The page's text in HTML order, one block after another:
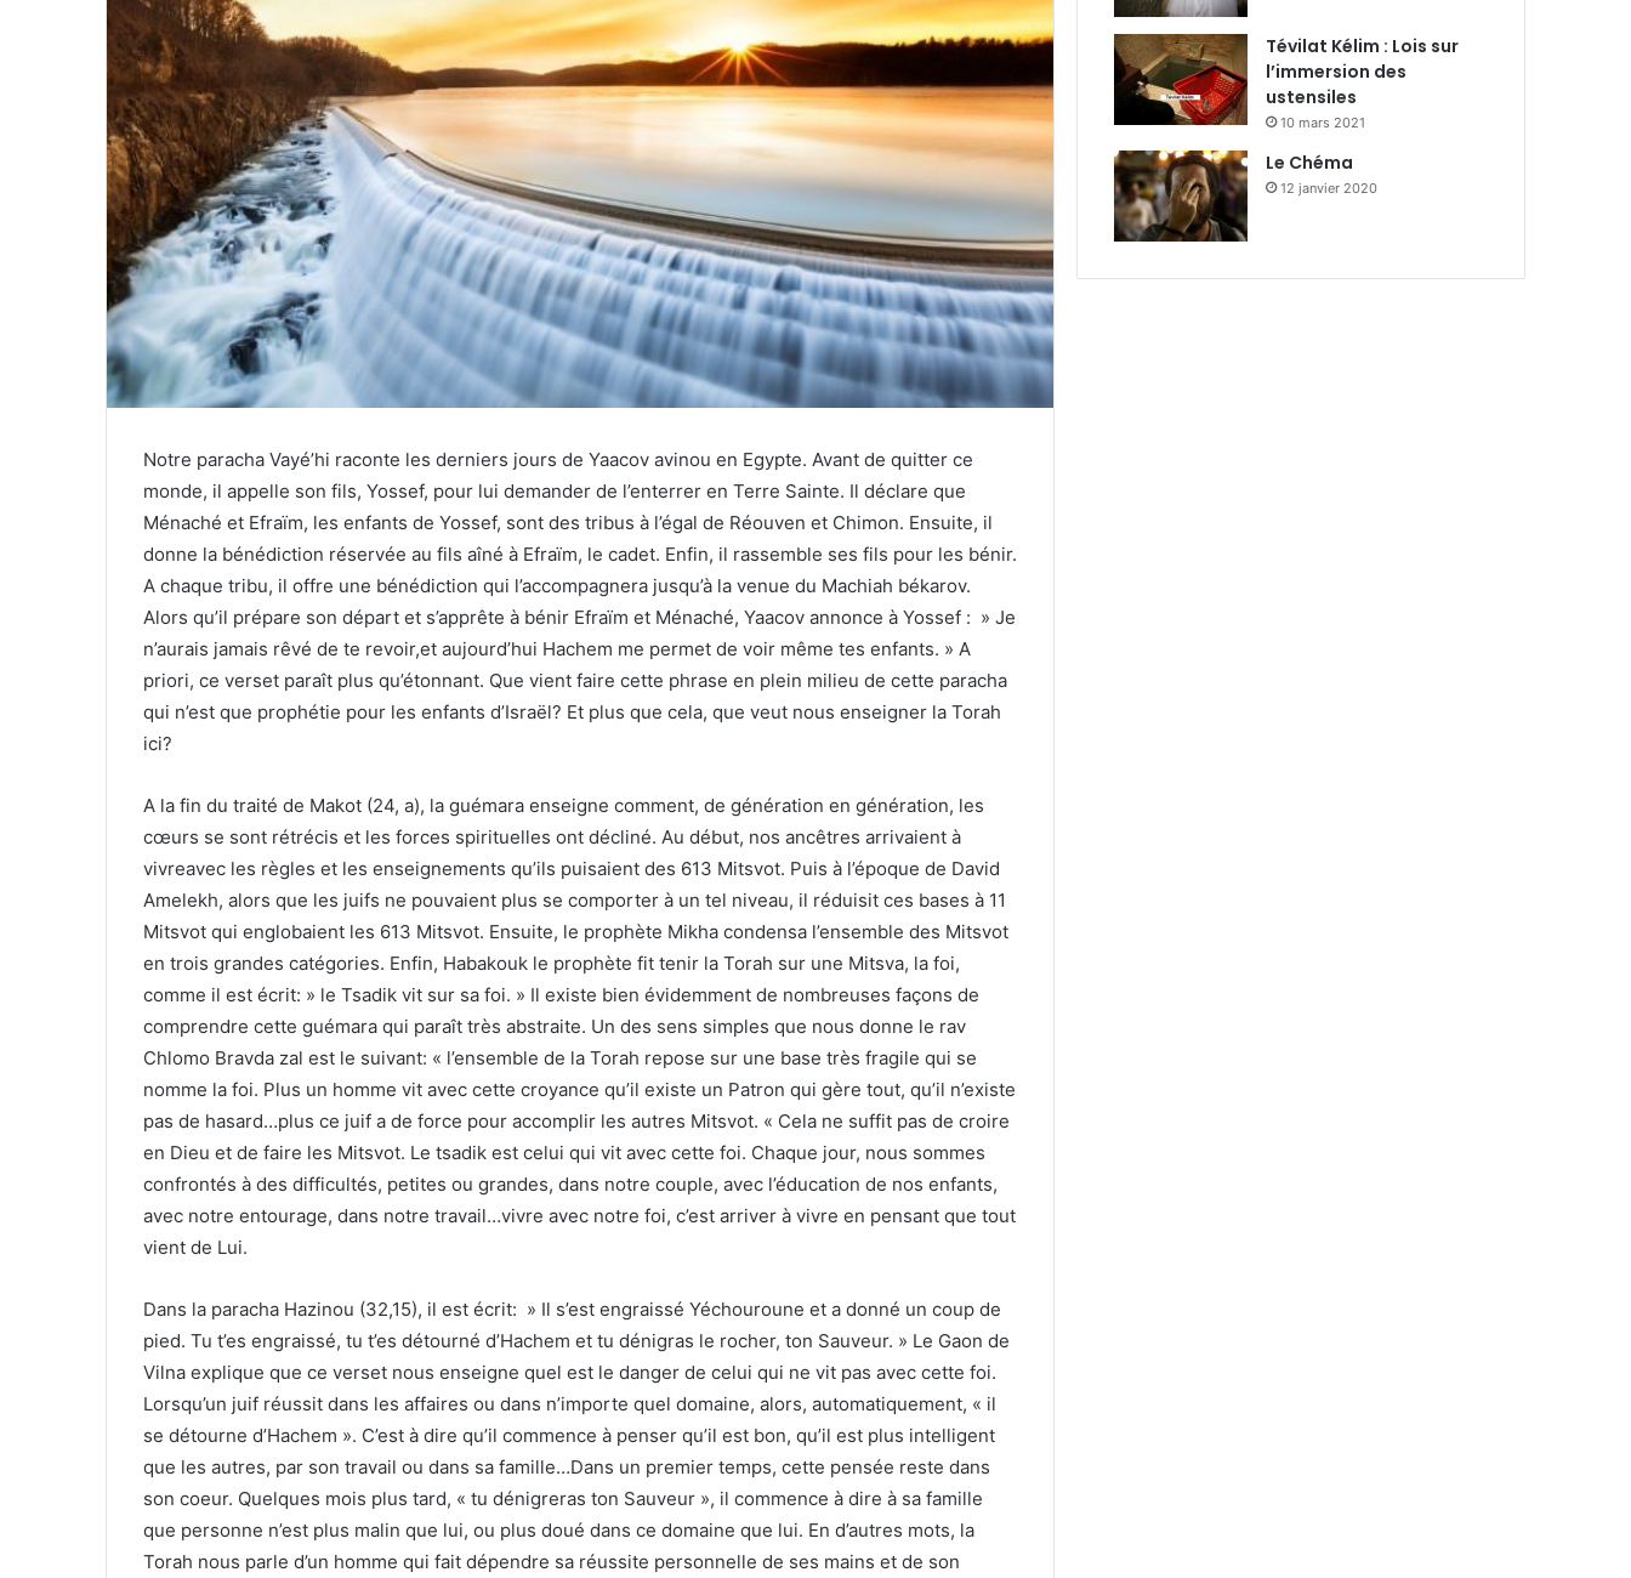
Notre paracha Vayé’hi raconte les derniers jours de Yaacov avinou en Egypte. Avant de quitter ce
monde, il appelle son fils, Yossef, pour lui demander de l’enterrer en Terre Sainte. Il déclare que
Ménaché et Efraïm, les enfants de Yossef, sont des tribus à l’égal de Réouven et Chimon. Ensuite, il
donne la bénédiction réservée au fils aîné à Efraïm, le cadet. Enfin, il rassemble ses fils pour les bénir.
A chaque tribu, il offre une bénédiction qui l’accompagnera jusqu’à la venue du Machiah békarov.
Alors qu’il prépare son départ et s’apprête à bénir Efraïm et Ménaché, Yaacov annonce à Yossef : » Je
n’aurais jamais rêvé de te revoir,et aujourd’hui Hachem me permet de voir même tes enfants. » A
priori, ce verset paraît plus qu’étonnant. Que vient faire cette phrase en plein milieu de cette paracha
qui n’est que prophétie pour les enfants d’Israël? Et plus que cela, que veut nous enseigner la Torah
ici?
A la fin du traité de Makot (24, a), la guémara enseigne comment, de génération en génération, les
cœurs se sont rétrécis et les forces spirituelles ont décliné. Au début, nos ancêtres arrivaient à
vivreavec les règles et les enseignements qu’ils puisaient des 613 Mitsvot. Puis à l’époque de David
Amelekh, alors que les juifs ne pouvaient plus se comporter à un tel niveau, il réduisit ces bases à 11
Mitsvot qui englobaient les 613 Mitsvot. Ensuite, le prophète Mikha condensa l’ensemble des Mitsvot
en trois grandes catégories. Enfin, Habakouk le prophète fit tenir la Torah sur une Mitsva, la foi,
comme il est écrit: » le Tsadik vit sur sa foi. » Il existe bien évidemment de nombreuses façons de
comprendre cette guémara qui paraît très abstraite. Un des sens simples que nous donne le rav
Chlomo Bravda zal est le suivant: « l’ensemble de la Torah repose sur une base très fragile qui se
nomme la foi. Plus un homme vit avec cette croyance qu’il existe un Patron qui gère tout, qu’il n’existe
pas de hasard…plus ce juif a de force pour accomplir les autres Mitsvot. « Cela ne suffit pas de croire
en Dieu et de faire les Mitsvot. Le tsadik est celui qui vit avec cette foi. Chaque jour, nous sommes
confrontés à des difficultés, petites ou grandes, dans notre couple, avec l’éducation de nos enfants,
avec notre entourage, dans notre travail…vivre avec notre foi, c’est arriver à vivre en pensant que tout
vient de Lui.
Dans la paracha Hazinou (32,15), il est écrit: » Il s’est engraissé Yéchouroune et a donné un coup de
pied. Tu t’es engraissé, tu t’es détourné d’Hachem et tu dénigras le rocher, ton Sauveur. » Le Gaon de
Vilna explique que ce verset nous enseigne quel est le danger de celui qui ne vit pas avec cette foi.
Lorsqu’un juif réussit dans les affaires ou dans n’importe quel domaine, alors, automatiquement, « il
se détourne d’Hachem ». C’est à dire qu’il commence à penser qu’il est bon, qu’il est plus intelligent
que les autres, par son travail ou dans sa famille…Dans un premier temps, cette pensée reste dans
son coeur. Quelques mois plus tard, « tu dénigreras ton Sauveur », il commence à dire à sa famille
que personne n’est plus malin que lui, ou plus doué dans ce domaine que lui. En d’autres mots, la
Torah nous parle d’un homme qui fait dépendre sa réussite personnelle de ses mains et de son
Tévilat Kélim : Lois sur
l’immersion des
ustensiles
10 mars 2021
Le Chéma
12 janvier 2020